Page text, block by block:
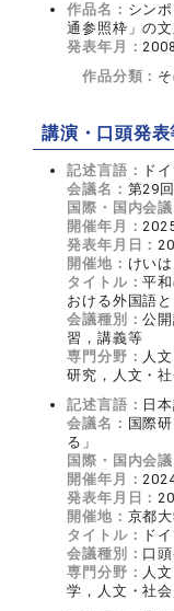
作品名： シン
通参照枠」の
発表年月：
作品分類：
講演・口頭発表
記述言語： ド
会議名： 第29
国際・国内会議
開催年月：
発表年月日：
開催地： けい
タイトル：平
おける外国語
会議種別：公
習，講義等
専門分野： 人
研究，人文・
記述言語： 日
会議名： 国際
る」
国際・国内会議
開催年月：
発表年月日：
開催地： 京都
タイトル： ド
会議種別： 口
専門分野： 人
学，人文・社